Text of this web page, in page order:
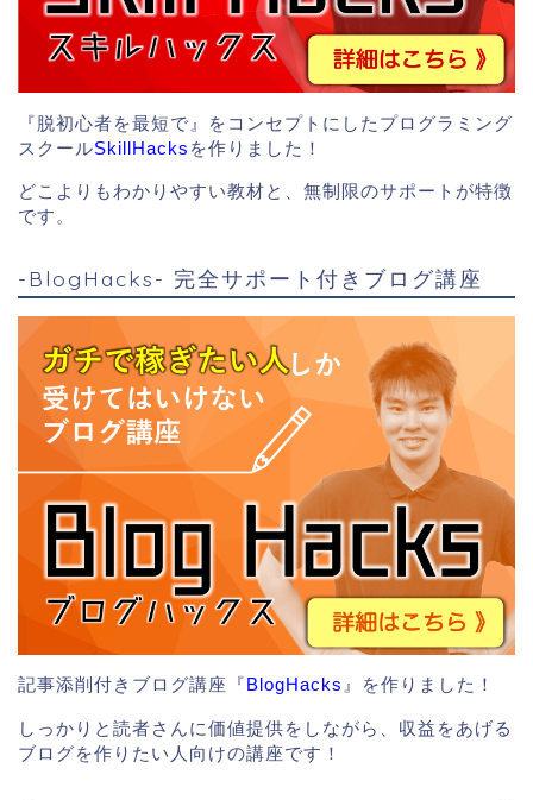
『脱初心者を最短で』をコンセプトにしたプログラミング
スクールSkillHacks を作りました！
どこよりもわかりやすい教材と、無制限のサポートが特徴
です。
-BlogHacks- 完全サポート付きブログ講座
記事添削付きブログ講座『BlogHacks 』を作りました！
しっかりと読者さんに価値提供をしながら、収益をあげる
ブログを作りたい人向けの講座です！